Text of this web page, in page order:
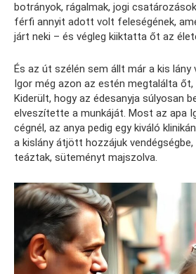
botrányok, rágalmak, jogi
férfi annyit adott volt feleségének,
járt neki – és végleg kiiktatta őt az
És az út szélén sem állt már a kis lány
Igor még azon az estén megtalálta őt,
Kiderült, hogy az édesanyja súlyosan
elveszítette a munkáját. Most az apa
cégnél, az anya pedig egy kiváló
a kislány átjött hozzájuk vendégségbe,
teáztak, süteményt majszolva.